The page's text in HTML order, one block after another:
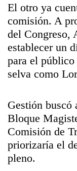
El otro ya
comisión. A
del Congreso,
establecer un
para el
selva como
Gestión buscó
Bloque
Comisión de
priorizaría el
pleno.